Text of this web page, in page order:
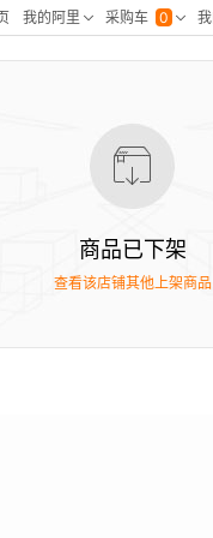
商品已下架
查看该店铺其他上架商品